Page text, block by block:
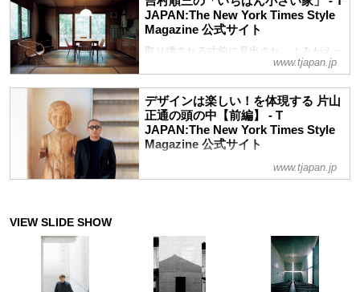
JAPAN:The New York Times Style
Magazine 公式サイト
取り壊される寸前に見出され、よみがえっ
た、箱根・仙石原の別荘地に建つ10坪の
を注いで建てた最小住宅をめぐる、奇跡の
物語
www.tjapan.jp
デザインは楽しい！を体現する 片山
正通の頭の中【前編】 - T
JAPAN:The New York Times Style
Magazine 公式サイト
世界中のクライアントから厚い信頼を得て
いるデザイナー・片山正通。そのデザイン
www.tjapan.jp